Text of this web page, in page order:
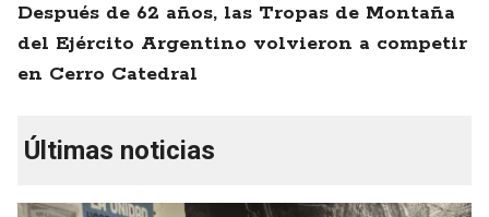
Después de 62 años, las Tropas de Montaña
del Ejército Argentino volvieron a competir
en Cerro Catedral
Últimas noticias